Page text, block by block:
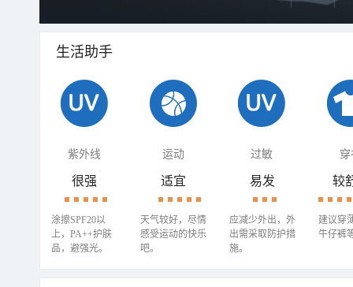
生活助手
紫外线 运动 过敏 穿
很强
涂擦SPF20以
上，PA++护肤
品，避强光。
适宜
天气较好，尽情
感受运动的快乐
吧。
易发
应减少外出，外
出需采取防护措
施。
较
建议穿
牛仔裤